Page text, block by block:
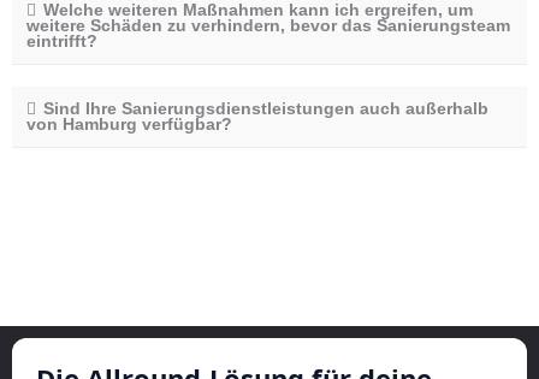
Welche weiteren Maßnahmen kann ich ergreifen, um
weitere Schäden zu verhindern, bevor das Sanierungsteam
eintrifft?
Sind Ihre Sanierungsdienstleistungen auch außerhalb
von Hamburg verfügbar?